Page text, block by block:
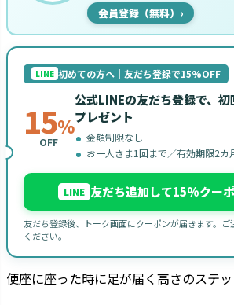
会員登録（無料） ›
LINE 初めての方へ｜友だち登録で15%OFF
15%
OFF
公式LINEの友だち登録で、
プレゼント
金額制限なし
お一人さま1回まで／有効期限2カ
LINE 友だち追加して15%クー
友だち登録後、トーク画面にクーポンが届きます。
ください。
便座に座った時に足が届く高さのステッ